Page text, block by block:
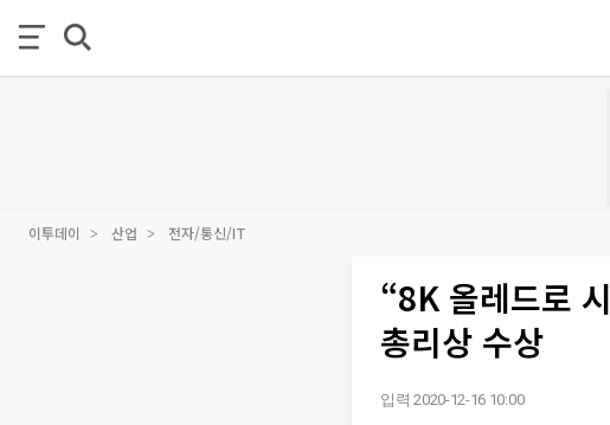
이투데이 산업 전자/통신/IT
“8K 올레드로
총리상 수상
입력 2020-12-16 10:00